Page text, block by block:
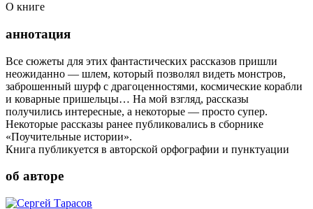
О книге
аннотация
Все сюжеты для этих фантастических рассказов пришли
неожиданно — шлем, который позволял видеть монстров,
заброшенный шурф с драгоценностями, космические корабли
и коварные пришельцы… На мой взгляд, рассказы
получились интересные, а некоторые — просто супер.
Некоторые рассказы ранее публиковались в сборнике
«Поучительные истории».
Книга публикуется в авторской орфографии и пунктуации
об авторе